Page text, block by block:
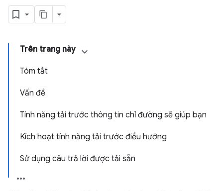
Trên trang này
Tóm tắt
Vấn đề
Tính năng tải trước thông tin chỉ đường sẽ giúp bạn
Kích hoạt tính năng tải trước điều hướng
Sử dụng câu trả lời được tải sẵn